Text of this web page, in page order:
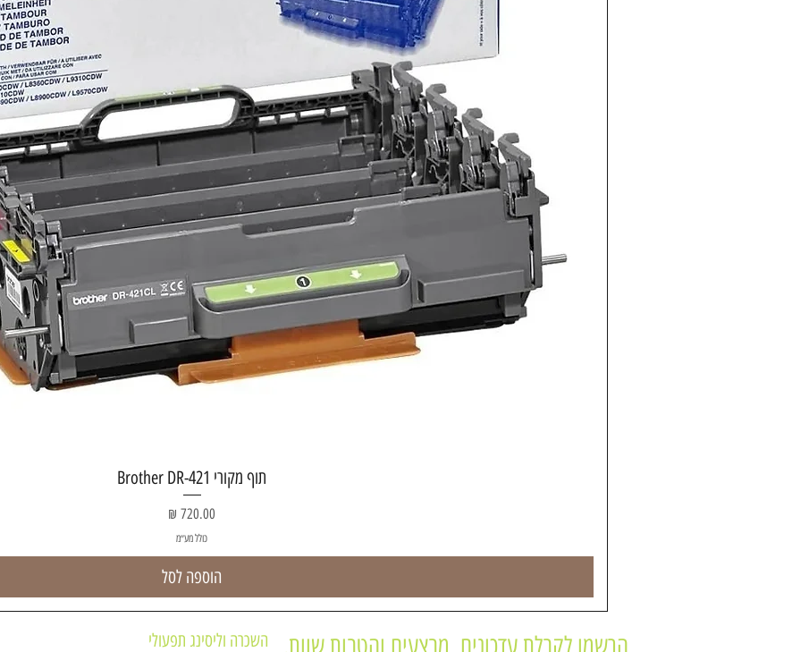
תצוגה מהירהתוף מקורי Brother DR-421
מחיר
כולל מע״מ
הוספה לסל
הרשמו לקבלת עדכונים, מבצעים והטבות שוות. השכרה וליסינג תפעולי